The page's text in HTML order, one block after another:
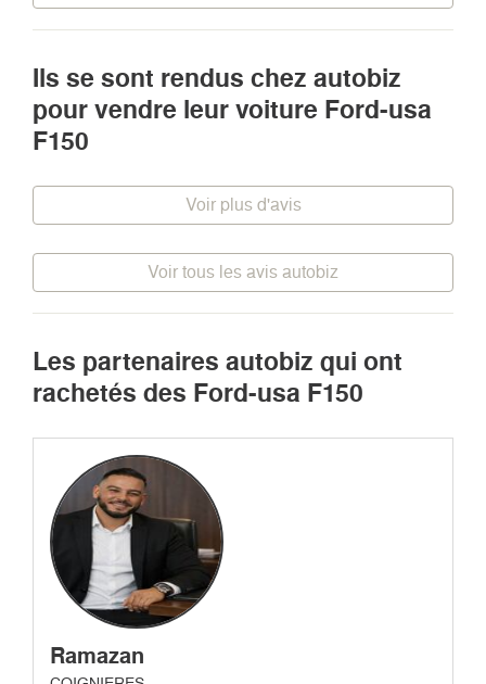
Ils se sont rendus chez autobiz
pour vendre leur voiture Ford-usa
F150
Voir plus d'avis
Voir tous les avis autobiz
Les partenaires autobiz qui ont
rachetés des Ford-usa F150
Ramazan